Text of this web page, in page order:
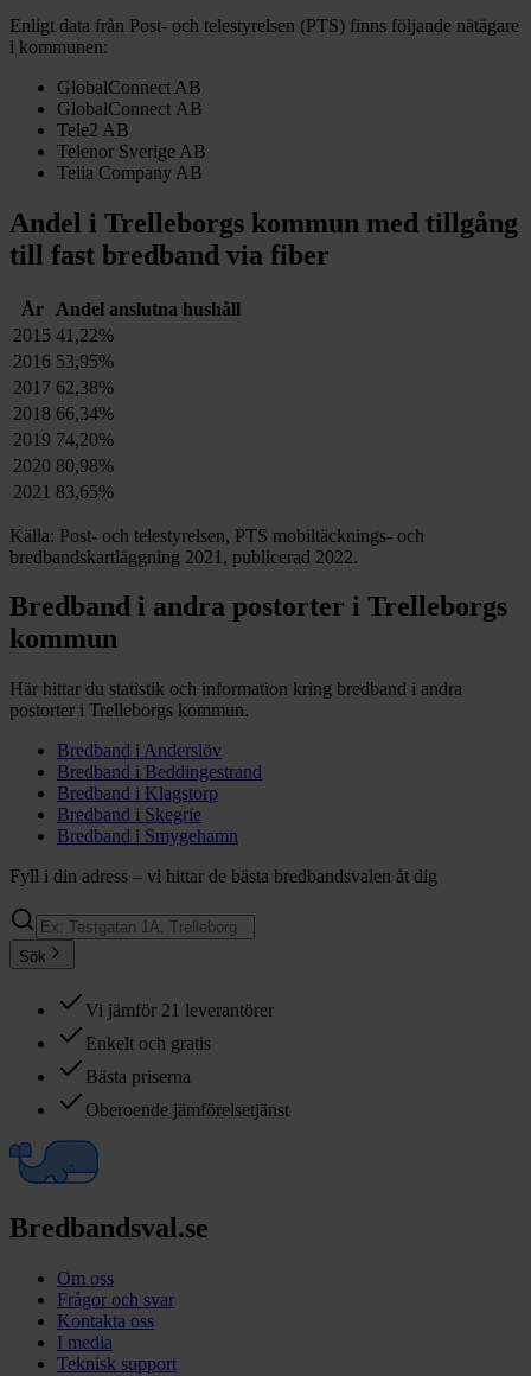
Enligt data från Post- och telestyrelsen (PTS) finns följande nätägare
i kommunen:
GlobalConnect AB
GlobalConnect AB
Tele2 AB
Telenor Sverige AB
Telia Company AB
Andel i Trelleborgs kommun med tillgång
till fast bredband via fiber
År
Andel anslutna hushåll
2015 41,22%
2016 53,95%
2017 62,38%
2018 66,34%
2019 74,20%
2020 80,98%
2021 83,65%
Källa: Post- och telestyrelsen, PTS mobiltäcknings- och
bredbandskartläggning 2021, publicerad 2022.
Bredband i andra postorter i Trelleborgs
kommun
Här hittar du statistik och information kring bredband i andra
postorter i Trelleborgs kommun.
Bredband i Anderslöv
Bredband i Beddingestrand
Bredband i Klagstorp
Bredband i Skegrie
Bredband i Smygehamn
Fyll i din adress – vi hittar de bästa bredbandsvalen åt dig
Sök
Vi jämför 21 leverantörer
Enkelt och gratis
Bästa priserna
Oberoende jämförelsetjänst
Bredbandsval.se
Om oss
Frågor och svar
Kontakta oss
I media
Teknisk support